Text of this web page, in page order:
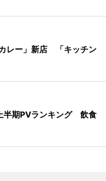
レー」新店 「キッチン
半期PVランキング 飲食